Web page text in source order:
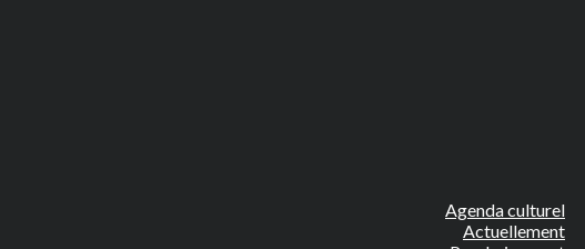
Agenda culturel
Actuellement